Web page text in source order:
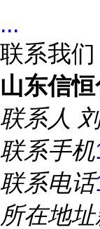
...
联系我们
山东信
联系人
联系手机
联系电话
所在地址